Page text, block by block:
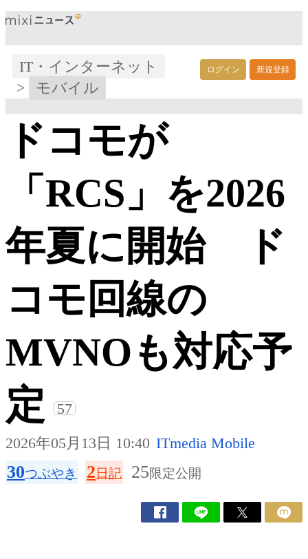
ログイン 新規登録
IT・インターネット
>
モバイル
ドコモが
「RCS」を2026
年夏に開始 ド
コモ回線の
MVNOも対応予
定
57
2026年05月13日 10:40 ITmedia Mobile
30つぶやき 2日記 25限定公開